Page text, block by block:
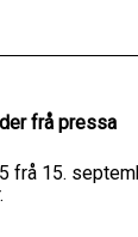
frå pressa
frå 15.